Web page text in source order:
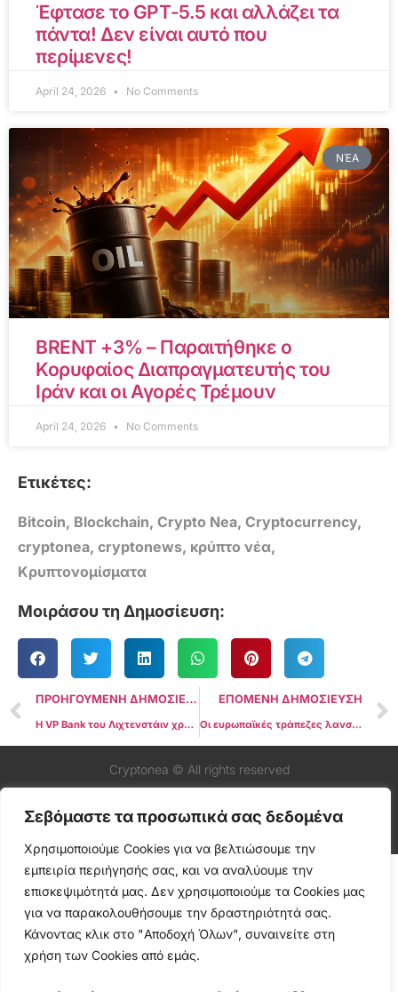
Σεβόμαστε τα προσωπικά σας δεδομένα
Χρησιμοποιούμε Cookies για να βελτιώσουμε την
εμπειρία περιήγησής σας, και να αναλύουμε την
επισκεψιμότητά μας. Δεν χρησιμοποιούμε τα Cookies μας
για να παρακολουθήσουμε την δραστηριότητά σας.
Κάνοντας κλικ στο "Αποδοχή Όλων", συναινείτε στη
χρήση των Cookies από εμάς.
Έφτασε το GPT-5.5 και αλλάζει τα
πάντα! Δεν είναι αυτό που
περίμενες!
April 24, 2026 No Comments
ΝΈΑ
BRENT +3% – Παραιτήθηκε ο
Κορυφαίος Διαπραγματευτής του
Ιράν και οι Αγορές Τρέμουν
April 24, 2026 No Comments
Ετικέτες:
Bitcoin, Blockchain, Crypto Nea, Cryptocurrency,
cryptonea, cryptonews, κρύπτο νέα,
Κρυπτονομίσματα
Μοιράσου τη Δημοσίευση:
ΠΡΟΗΓΟΥΜΕΝΗ ΔΗΜΟΣΙΕΥΣΗ
Η VP Bank του Λιχτενστάιν χρησιμοποιεί τη Metaco για να επεκτείνει τις υπηρεσίες θεματοφυλακής και tokenization
ΕΠΟΜΕΝΗ ΔΗΜΟΣΙΕΥΣΗ
Οι ευρωπαϊκές τράπεζες λανσάρουν «βιώσιμη» πλατφόρμα blockchain για ψηφιακά ομόλογα
Cryptonea © All rights reserved